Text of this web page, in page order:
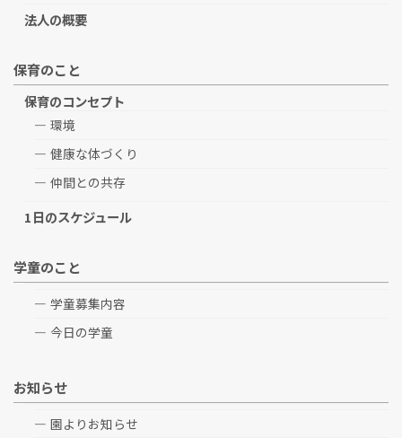
法人の概要
保育のこと
保育のコンセプト
環境
健康な体づくり
仲間との共存
1日のスケジュール
学童のこと
学童募集内容
今日の学童
お知らせ
園よりお知らせ